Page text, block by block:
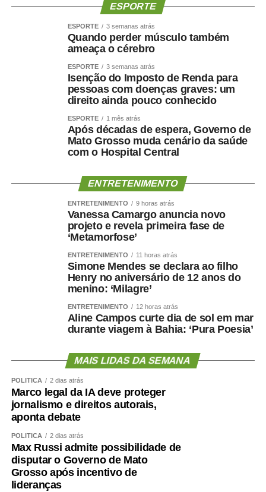
ESPORTE
ESPORTE 3 semanas atrás
Quando perder músculo também
ameaça o cérebro
ESPORTE 3 semanas atrás
Isenção do Imposto de Renda para
pessoas com doenças graves: um
direito ainda pouco conhecido
ESPORTE 1 mês atrás
Após décadas de espera, Governo de
Mato Grosso muda cenário da saúde
com o Hospital Central
ENTRETENIMENTO
ENTRETENIMENTO 9 horas atrás
Vanessa Camargo anuncia novo
projeto e revela primeira fase de
‘Metamorfose’
ENTRETENIMENTO 11 horas atrás
Simone Mendes se declara ao filho
Henry no aniversário de 12 anos do
menino: ‘Milagre’
ENTRETENIMENTO 12 horas atrás
Aline Campos curte dia de sol em mar
durante viagem à Bahia: ‘Pura Poesia’
MAIS LIDAS DA SEMANA
POLÍTICA 2 dias atrás
Marco legal da IA deve proteger
jornalismo e direitos autorais,
aponta debate
POLÍTICA 2 dias atrás
Max Russi admite possibilidade de
disputar o Governo de Mato
Grosso após incentivo de
lideranças